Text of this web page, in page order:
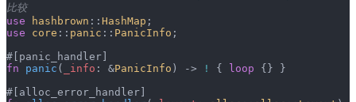
比较
use hashbrown :: HashMap ;
use core :: panic :: PanicInfo ;
#[panic_handler]
fn panic ( _info : &PanicInfo ) -> ! { loop {} }
#[alloc_error_handler]